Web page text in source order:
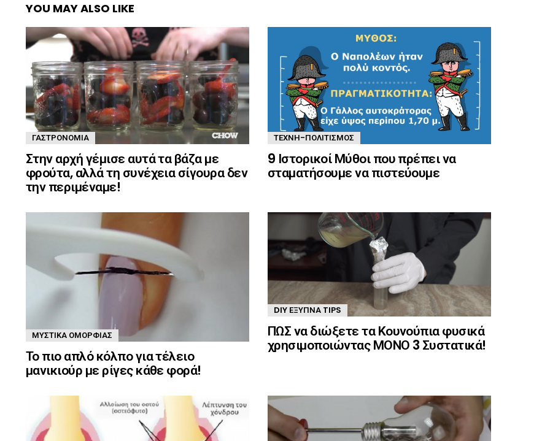
YOU MAY ALSO LIKE
ΓΑΣΤΡΟΝΟΜΊΑ
Στην αρχή γέμισε αυτά τα βάζα με
φρούτα, αλλά τη συνέχεια σίγουρα δεν
την περιμέναμε!
ΤΈΧΝΗ-ΠΟΛΙΤΙΣΜΌΣ
9 Ιστορικοί Μύθοι που πρέπει να
σταματήσουμε να πιστεύουμε
ΜΥΣΤΙΚΆ ΟΜΟΡΦΙΆΣ
Το πιο απλό κόλπο για τέλειο
μανικιούρ με ρίγες κάθε φορά!
DIY ΈΞΥΠΝΑ TIPS
ΠΩΣ να διώξετε τα Κουνούπια φυσικά
χρησιμοποιώντας ΜΟΝΟ 3 Συστατικά!